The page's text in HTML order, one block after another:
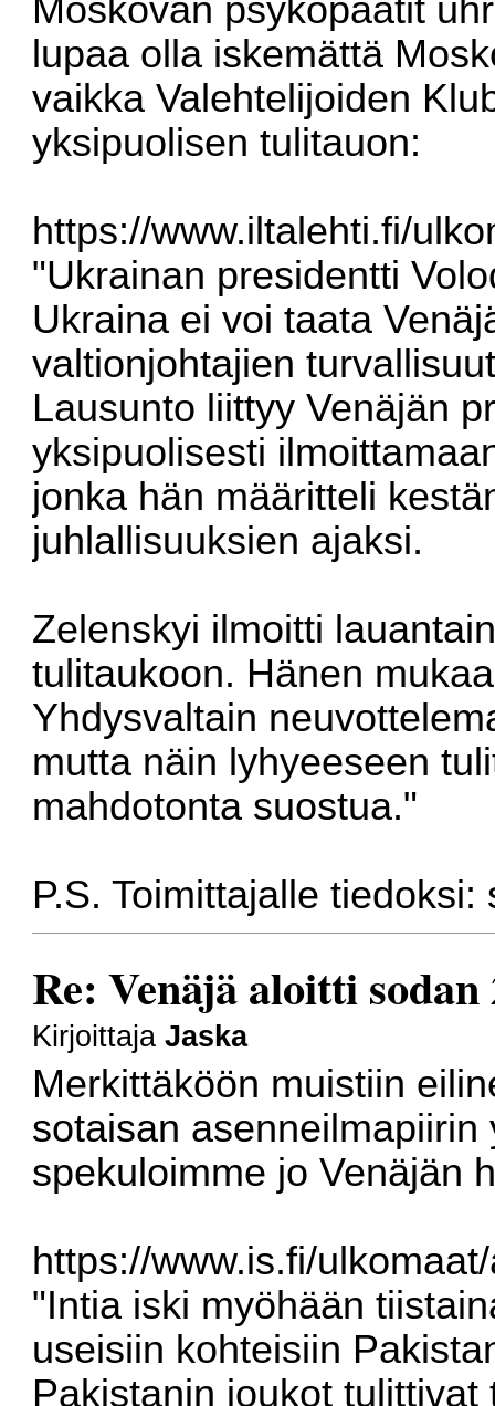
Moskovan psykopaatit
lupaa olla iskemättä
vaikka Valehtelijoiden
yksipuolisen tulitauon:
https://www.iltalehti.fi/
"Ukrainan presidentti
Ukraina ei voi taata
valtionjohtajien
Lausunto liittyy Venäjän
yksipuolisesti
jonka hän määritteli
juhlallisuuksien ajaksi.
Zelenskyi ilmoitti
tulitaukoon. Hänen
Yhdysvaltain
mutta näin lyhyeeseen
mahdotonta suostua."
P.S. Toimittajalle
Re: Venäjä aloitti sodan
KirjoittajaJaska
Merkittäköön muistiin
sotaisan
spekuloimme jo Venäjän
https://www.is.fi/
"Intia iski myöhään
useisiin kohteisiin
Pakistanin joukot